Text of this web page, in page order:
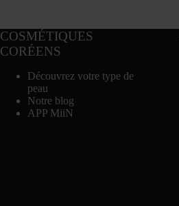
COSMÉTIQUES
CORÉENS
Découvrez votre type de
peau
Notre blog
APP MiiN